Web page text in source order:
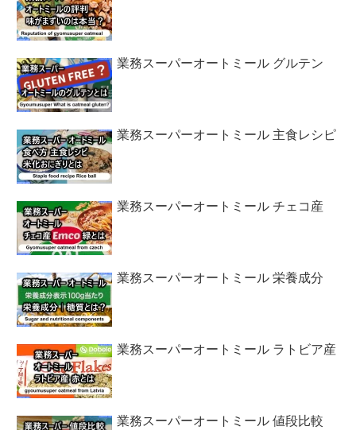
業務スーパーオートミール グルテン
業務スーパーオートミール 主食レシピ
業務スーパーオートミール チェコ産
業務スーパーオートミール 栄養成分
業務スーパーオートミール ラトビア産
業務スーパーオートミール 値段比較